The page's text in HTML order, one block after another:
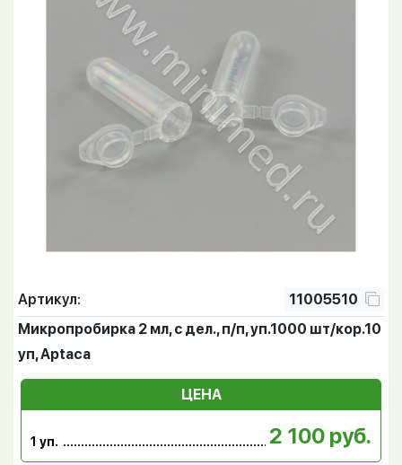
Артикул:
11005510
Микропробирка 2 мл, с дел., п/п, уп.1000 шт/кор.10
уп, Aptaca
ЦЕНА
1 уп. 2 100 руб.